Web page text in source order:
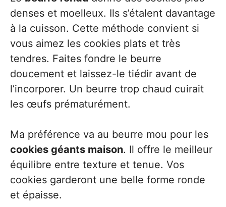
denses et moelleux. Ils s’étalent davantage
à la cuisson. Cette méthode convient si
vous aimez les cookies plats et très
tendres. Faites fondre le beurre
doucement et laissez-le tiédir avant de
l’incorporer. Un beurre trop chaud cuirait
les œufs prématurément.
Ma préférence va au beurre mou pour les
cookies géants maison. Il offre le meilleur
équilibre entre texture et tenue. Vos
cookies garderont une belle forme ronde
et épaisse.